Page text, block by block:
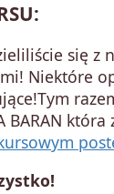
się z
Niektóre
która